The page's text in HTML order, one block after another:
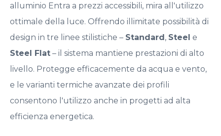
alluminio Entra a prezzi accessibili, mira all'utilizzo
ottimale della luce. Offrendo illimitate possibilità di
design in tre linee stilistiche – Standard, Steel e
Steel Flat – il sistema mantiene prestazioni di alto
livello. Protegge efficacemente da acqua e vento,
e le varianti termiche avanzate dei profili
consentono l'utilizzo anche in progetti ad alta
efficienza energetica.